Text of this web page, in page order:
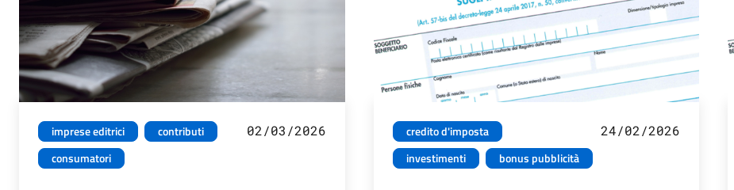
imprese editrici
contributi
consumatori
02/03/2026
credito d'imposta
investimenti
bonus pubblicità
24/02/2026